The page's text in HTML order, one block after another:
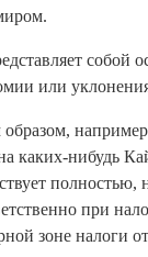
собой
или
нибудь
полностью,
при
зоне налоги